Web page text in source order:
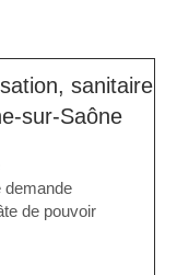
sanitaire
sur-Saône
demande
de pouvoir